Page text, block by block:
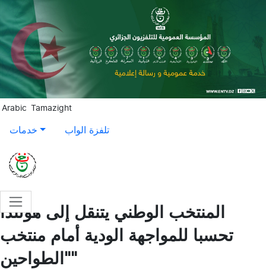
Aller au contenu principal
Arabic Tamazight
خدمات تلفزة الواب
المنتخب الوطني يتنقل إلى هولندا
تحسبا للمواجهة الودية أمام منتخب
"الطواحين"